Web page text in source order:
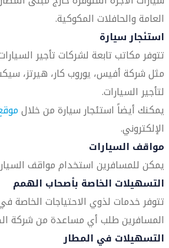
العامة والحافلات المكوكية.
استئجار سيارة
تتوفر مكاتب تابعة لشركات تأجير
مثل شركة أفيس، يوروب كار، هيرتز،
لتأجير السيارات.
يمكنك أيضاً استئجار سيارة من خلال
الإلكتروني.
مواقف السيارات
يمكن للمسافرين استخدام مواقف
التسهيلات الخاصة بأصحاب الهمم
تتوفر خدمات لذوي الاحتياجات الخاصة
المسافرين طلب أي مساعدة من شركة
التسهيلات في المطار